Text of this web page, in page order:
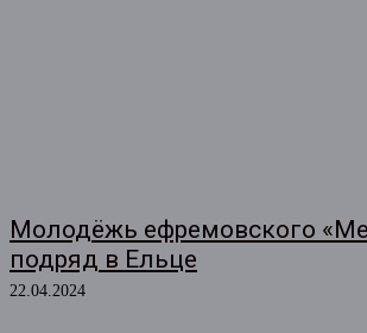
Молодёжь ефремовского
подряд в Ельце
22.04.2024